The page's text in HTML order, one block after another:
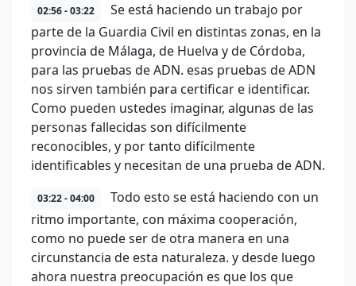
02:56 - 03:22
Se está haciendo un trabajo por
parte de la Guardia Civil en distintas zonas, en la
provincia de Málaga, de Huelva y de Córdoba,
para las pruebas de ADN. esas pruebas de ADN
nos sirven también para certificar e identificar.
Como pueden ustedes imaginar, algunas de las
personas fallecidas son difícilmente
reconocibles, y por tanto difícilmente
identificables y necesitan de una prueba de ADN.
03:22 - 04:00
Todo esto se está haciendo con un
ritmo importante, con máxima cooperación,
como no puede ser de otra manera en una
circunstancia de esta naturaleza. y desde luego
ahora nuestra preocupación es que los que